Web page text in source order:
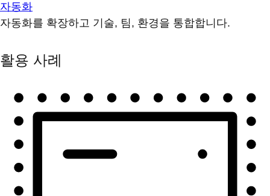
자동화
자동화를 확장하고 기술, 팀, 환경을 통합합니다.
활용 사례